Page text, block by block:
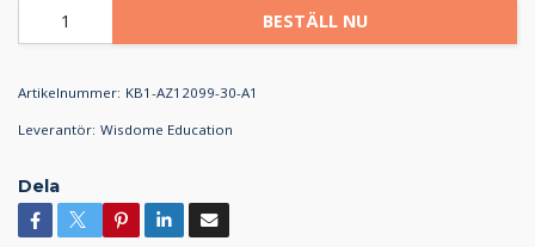
BESTÄLL NU
Artikelnummer: KB1-AZ12099-30-A1
Leverantör: Wisdome Education
Dela